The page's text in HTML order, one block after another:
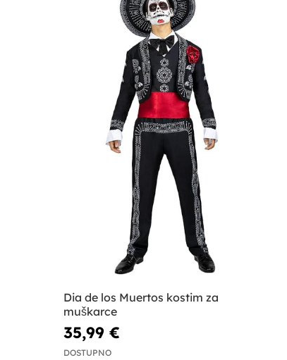
Dia de los Muertos kostim za
muškarce
35,99 €
DOSTUPNO